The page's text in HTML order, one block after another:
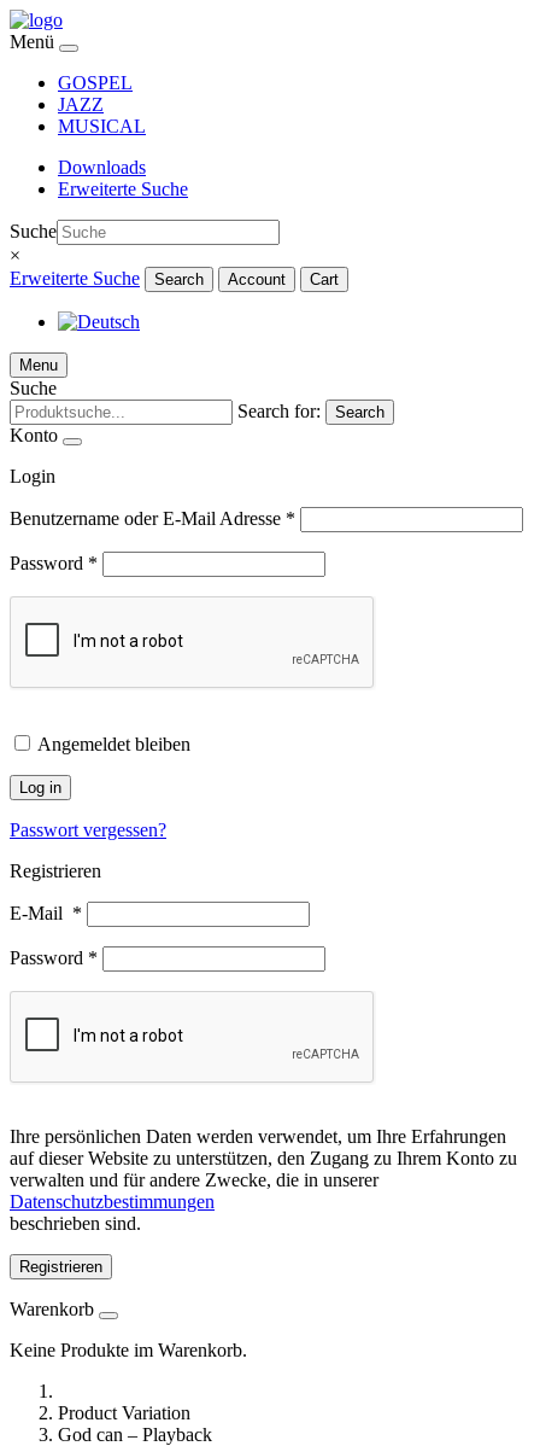
Menü
GOSPEL
JAZZ
MUSICAL
Downloads
Erweiterte Suche
Suche
×
Erweiterte Suche
Search Account Cart
Menu
Suche
Search for:
Search
Konto
Login
Benutzername oder E-Mail Adresse *
Password *
Angemeldet bleiben
Log in
Passwort vergessen?
Registrieren
E-Mail *
Password *
Ihre persönlichen Daten werden verwendet, um Ihre Erfahrungen
auf dieser Website zu unterstützen, den Zugang zu Ihrem Konto zu
verwalten und für andere Zwecke, die in unserer
Datenschutzbestimmungen
beschrieben sind.
Registrieren
Warenkorb
Keine Produkte im Warenkorb.
Product Variation
God can – Playback